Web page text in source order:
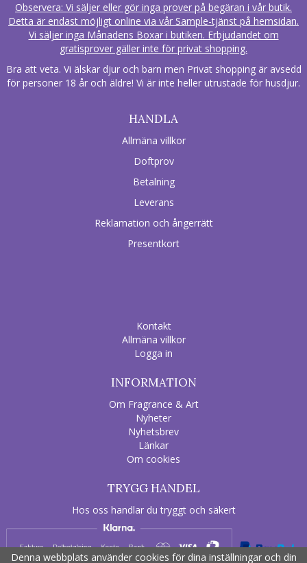
Observera: Vi säljer eller gör inga prover på begäran i vår butik.
Detta är endast möjligt online via vår Sample-tjänst på hemsidan.
Vi säljer inga Månadens Boxar i butiken. Erbjudandet om
gratisprover gäller inte för privat shopping.
Bra att veta. Vi älskar djur och barn men Privat shopping är avsedd
för personer 18 år och äldre! Vi är inte heller utrustade för husdjur.
HANDLA
Allmäna villkor
Doftprov
Betalning
Leverans
Reklamation och ångerrätt
Presentkort
Kontakt
Allmäna villkor
Logga in
INFORMATION
Om Fragrance & Art
Nyheter
Nyhetsbrev
Länkar
Om cookies
TRYGG HANDEL
Hos oss handlar du tryggt och säkert
Denna webbplats använder cookies för dina inställningar och din